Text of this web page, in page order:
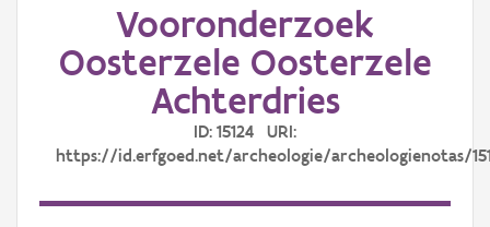
Vooronderzoek
Oosterzele Oosterzele
Achterdries
ID: 15124 URI:
https://id.erfgoed.net/archeologie/archeologienotas/